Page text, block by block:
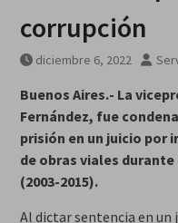
corrupción
diciembre 6, 2022
Buenos Aires.- La
Fernández, fue
prisión en un juicio por
de obras viales
(2003-2015).
Al dictar sentencia en un